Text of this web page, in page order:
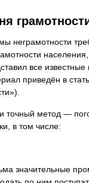
неграмотности
населения
все известные
приведён в
»).
и точный метод —
в том числе:
значительные